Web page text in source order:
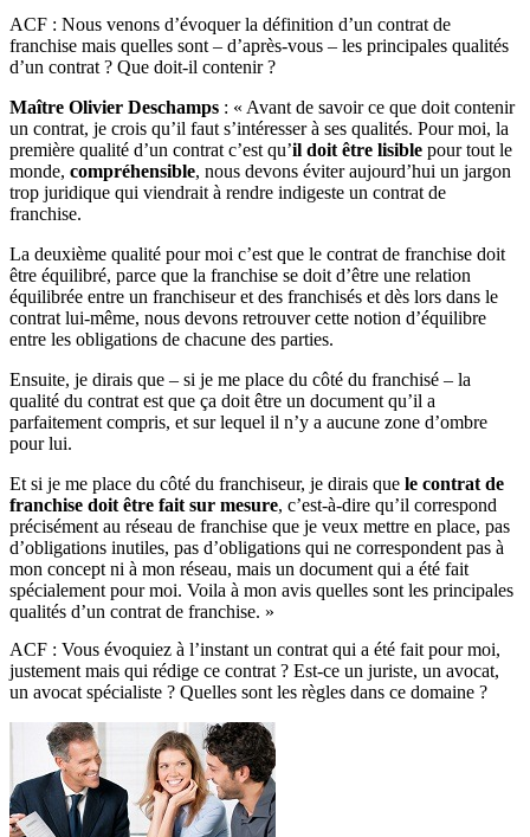
ACF : Nous venons d’évoquer la définition d’un contrat de
franchise mais quelles sont – d’après-vous – les principales qualités
d’un contrat ? Que doit-il contenir ?
Maître Olivier Deschamps : « Avant de savoir ce que doit contenir
un contrat, je crois qu’il faut s’intéresser à ses qualités. Pour moi, la
première qualité d’un contrat c’est qu’il doit être lisible pour tout le
monde, compréhensible, nous devons éviter aujourd’hui un jargon
trop juridique qui viendrait à rendre indigeste un contrat de
franchise.
La deuxième qualité pour moi c’est que le contrat de franchise doit
être équilibré, parce que la franchise se doit d’être une relation
équilibrée entre un franchiseur et des franchisés et dès lors dans le
contrat lui-même, nous devons retrouver cette notion d’équilibre
entre les obligations de chacune des parties.
Ensuite, je dirais que – si je me place du côté du franchisé – la
qualité du contrat est que ça doit être un document qu’il a
parfaitement compris, et sur lequel il n’y a aucune zone d’ombre
pour lui.
Et si je me place du côté du franchiseur, je dirais que le contrat de
franchise doit être fait sur mesure, c’est-à-dire qu’il correspond
précisément au réseau de franchise que je veux mettre en place, pas
d’obligations inutiles, pas d’obligations qui ne correspondent pas à
mon concept ni à mon réseau, mais un document qui a été fait
spécialement pour moi. Voila à mon avis quelles sont les principales
qualités d’un contrat de franchise. »
ACF : Vous évoquiez à l’instant un contrat qui a été fait pour moi,
justement mais qui rédige ce contrat ? Est-ce un juriste, un avocat,
un avocat spécialiste ? Quelles sont les règles dans ce domaine ?